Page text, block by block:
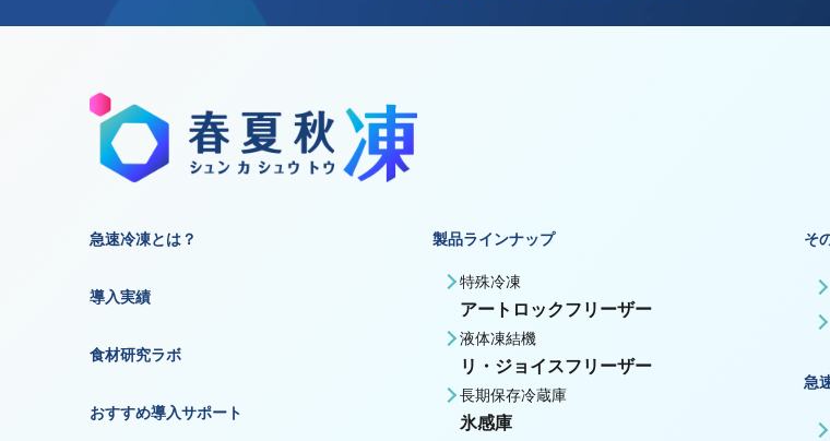
急速冷凍とは？
導入実績
食材研究ラボ
おすすめ導入サポート
製品ラインナップ
特殊冷凍
アートロックフリーザー
液体凍結機
リ・ジョイスフリーザー
長期保存冷蔵庫
氷感庫
そ
急